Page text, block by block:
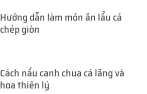
Hướng dẫn làm món ăn lẩu cá
chép giòn
Cách nấu canh chua cá lăng và
hoa thiên lý